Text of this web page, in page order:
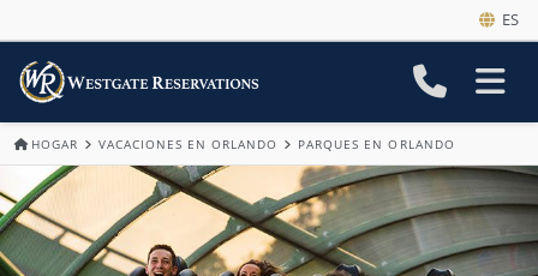
ES
HOGAR VACACIONES EN ORLANDO PARQUES EN ORLANDO